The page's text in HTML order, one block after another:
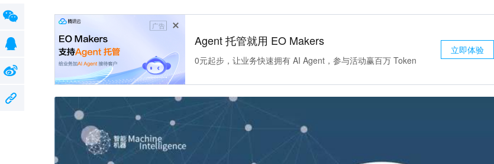
广告
Agent 托管就用 EO Makers
0元起步，让业务快速拥有 AI Agent，参与活动赢百万 Token
立即体验